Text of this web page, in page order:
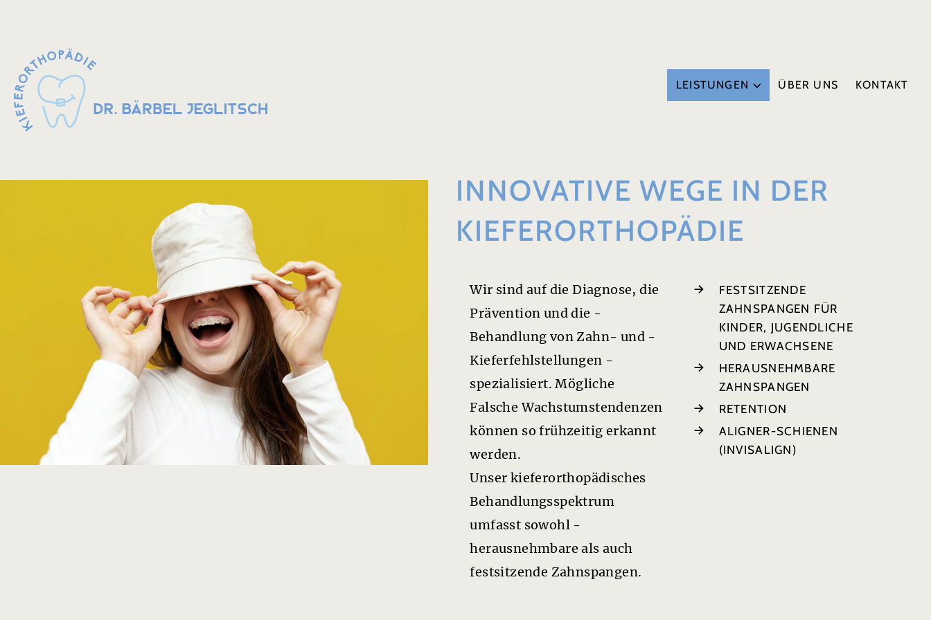
LEISTUNGEN ÜBER UNS KONTAKT
INNOVATIVE WEGE IN DER
KIEFERORTHOPÄDIE
Wir sind auf die ­Diagnose, die
Prävention und die ­
Behandlung von Zahn- und ­
Kieferfehlstellungen ­
spezialisiert. Mögliche
Falsche Wachstumstendenzen
können so frühzeitig erkannt
werden.
Unser kieferorthopädisches
Behandlungsspektrum
umfasst ­sowohl ­
herausnehmbare als auch
festsitzende Zahnspangen.
FESTSITZENDE
ZAHNSPANGEN FÜR
KINDER, JUGENDLICHE
UND ERWACHSENE
HERAUSNEHMBARE
ZAHNSPANGEN
RETENTION
ALIGNER-SCHIENEN
(INVISALIGN)